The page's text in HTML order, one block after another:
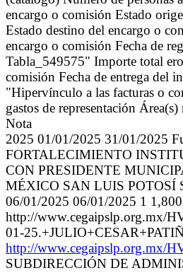
encargo o comisión Estado
Estado destino del encargo o
encargo o comisión Fecha de
Tabla_549575" Importe total
comisión Fecha de entrega del
"Hipervínculo a las facturas o
gastos de representación
Nota
2025 01/01/2025 31/01/2025
FORTALECIMIENTO
CON PRESIDENTE
MÉXICO SAN LUIS POTOSÍ
06/01/2025 06/01/2025 1
http://www.cegaipslp.org.mx/
01-
http://www.cegaipslp.org.mx/
SUBDIRECCIÓN DE